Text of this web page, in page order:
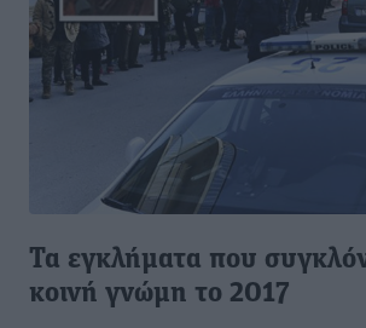
Τα εγκλήματα που
κοινή γνώμη το 2017